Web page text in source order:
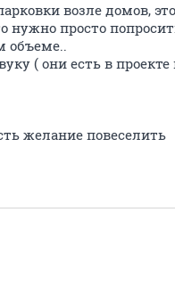
возле домов, это
нужно просто
объеме..
( они есть в проекте
желание повеселить